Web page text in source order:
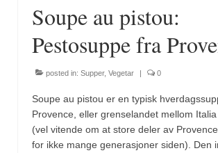
Soupe au pistou:
Pestosuppe fra
posted in: Supper, Vegetar | 0
Soupe au pistou er en typisk
Provence, eller grenselandet mellom
(vel vitende om at store deler av
for ikke mange generasjoner siden). Den